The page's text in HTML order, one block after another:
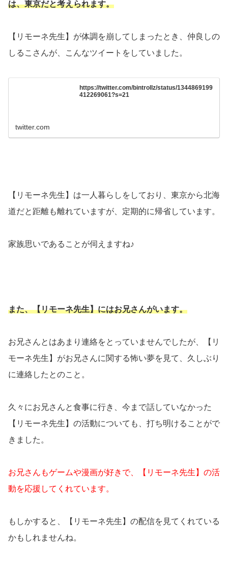
は、東京だと考えられます。
【リモーネ先生】が体調を崩してしまったとき、仲良しの
しるこさんが、こんなツイートをしていました。
https://twitter.com/bintrollz/status/1344869199
412269061?s=21
twitter.com
【リモーネ先生】は一人暮らしをしており、東京から北海
道だと距離も離れていますが、定期的に帰省しています。
家族思いであることが伺えますね♪
また、【リモーネ先生】にはお兄さんがいます。
お兄さんとはあまり連絡をとっていませんでしたが、【リ
モーネ先生】がお兄さんに関する怖い夢を見て、久しぶり
に連絡したとのこと。
久々にお兄さんと食事に行き、今まで話していなかった
【リモーネ先生】の活動についても、打ち明けることがで
きました。
お兄さんもゲームや漫画が好きで、【リモーネ先生】の活
動を応援してくれています。
もしかすると、【リモーネ先生】の配信を見てくれている
かもしれませんね。